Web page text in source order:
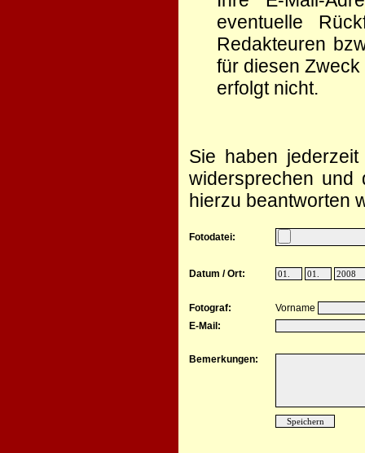
eventuelle
Redakteuren
für diesen
erfolgt nicht.
Sie haben
widersprechen
hierzu beantworten
Fotodatei:
Datum / Ort:
Fotograf:
Vorname
E-Mail:
Bemerkungen: